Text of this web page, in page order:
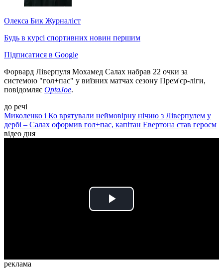
Олекса Бик Журналіст
Будь в курсі спортивних новин першим
Підписатися в Google
Форвард Ліверпуля Мохамед Салах набрав 22 очки за
системою "гол+пас" у виїзних матчах сезону Прем'єр-ліги,
повідомляє OptaJoe.
до речі
Миколенко і Ко врятували неймовірну нічию з Ліверпулем у
дербі – Салах оформив гол+пас, капітан Евертона став героєм
відео дня
Play
реклама